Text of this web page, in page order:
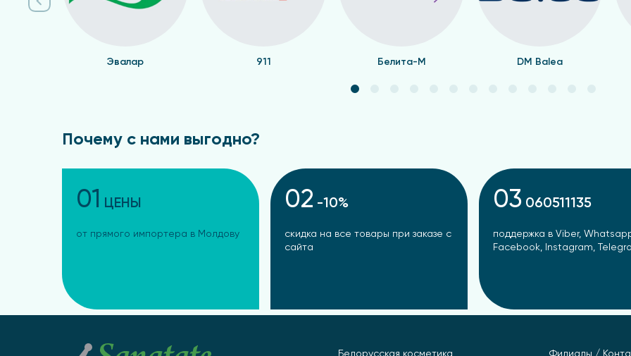
Эвалар 911 Белита-М DM Balea
Почему с нами выгодно?
01 ЦЕНЫ
от прямого импортера в Молдову
02 -10%
скидка на все товары при заказе с
сайта
03 060511135
поддержка в Viber,
Facebook, Instagram,
Белорусская косметика Филиалы /